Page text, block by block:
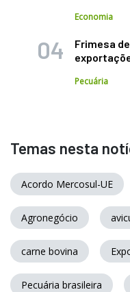
Economia
Frimesa
Pecuária
Temas nesta
Acordo Mercosul-UE
Agronegócio
carne bovina
Pecuária brasileira